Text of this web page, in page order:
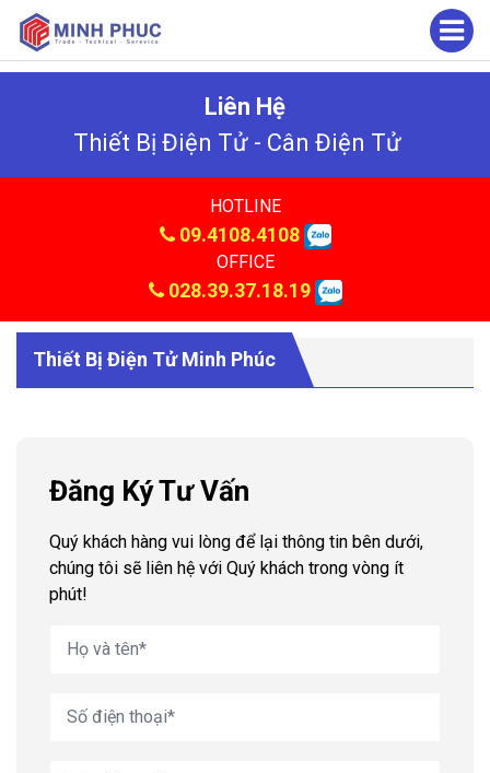
Liên Hệ
Thiết Bị Điện Tử - Cân Điện Tử
HOTLINE
09.4108.4108
OFFICE
028.39.37.18.19
Thiết Bị Điện Tử Minh Phúc
Đăng Ký Tư Vấn
Quý khách hàng vui lòng để lại thông tin bên dưới,
chúng tôi sẽ liên hệ với Quý khách trong vòng ít
phút!